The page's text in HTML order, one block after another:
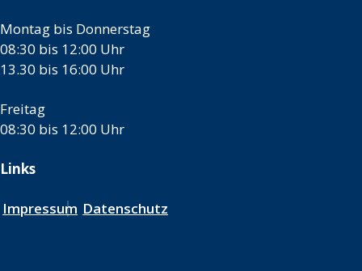
Montag bis Donnerstag
08:30 bis 12:00 Uhr
13.30 bis 16:00 Uhr
Freitag
08:30 bis 12:00 Uhr
Links
Impressum Datenschutz